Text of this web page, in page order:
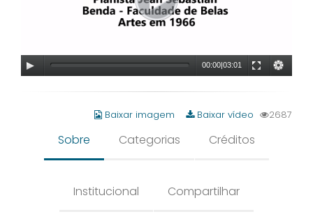
00:00|03:01
Baixar imagem Baixar vídeo 2687
Sobre Categorias Créditos
Institucional Compartilhar